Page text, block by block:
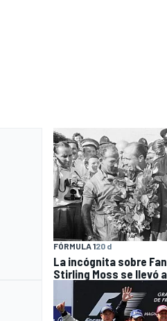
FÓRMULA 120 d
La incógnita sobre
Stirling Moss se llevó